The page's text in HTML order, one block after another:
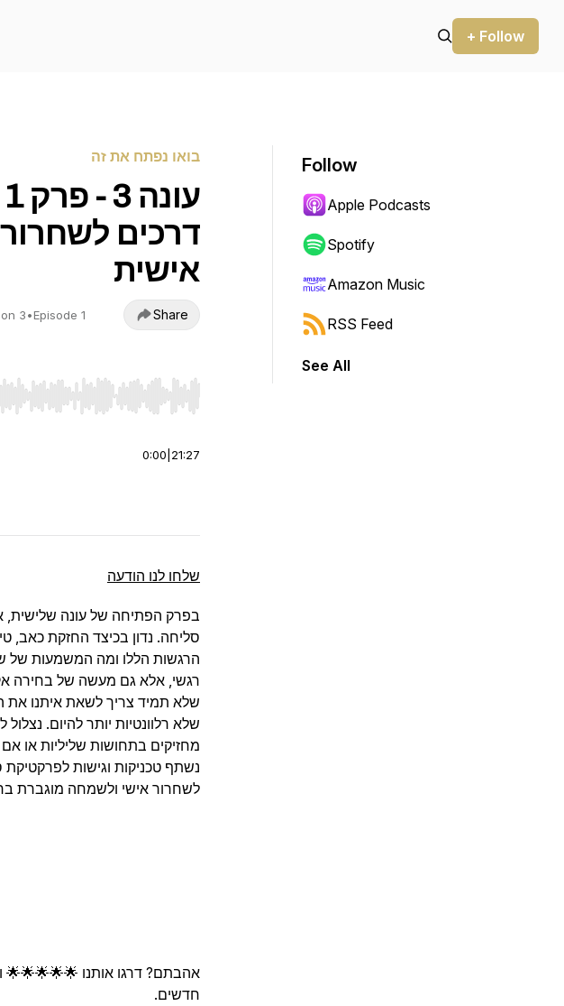
+ Follow
בואו נפתח את זה
דרכים
אישית
3•Episode 1 Share
End to jump to start or end. Hold shift to jump forward or backward.
0:00 21:27
שלחו לנו הודעה
בפרק הפתיחה של עונה שלישית,
סליחה. נדון בכיצד החזקת
הרגשות הללו ומה המשמעות של
רגשי, אלא גם מעשה של בחירה
שלא תמיד צריך לשאת איתנו את
שלא רלוונטיות יותר להיום. נצלול
מחזיקים בתחושות שליליות או
נשתף טכניקות וגישות
לשחרור אישי ולשמחה מוגברת
אהבתם? דרגו אותנו 🌟🌟🌟🌟🌟
חדשים.
Follow
Apple Podcasts
Spotify
Amazon Music
RSS Feed
See All